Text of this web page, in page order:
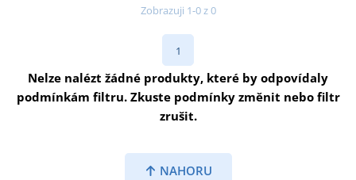
Zobrazuji 1-0 z 0
1
Nelze nalézt žádné produkty, které by odpovídaly
podmínkám filtru. Zkuste podmínky změnit nebo filtr
zrušit.
NAHORU